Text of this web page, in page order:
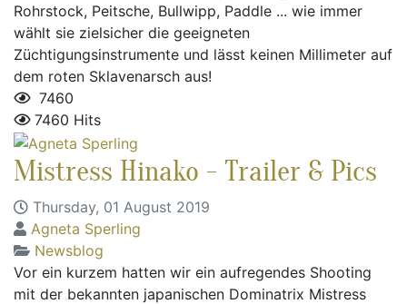
Rohrstock, Peitsche, Bullwipp, Paddle ... wie immer
wählt sie zielsicher die geeigneten
Züchtigungsinstrumente und lässt keinen Millimeter auf
dem roten Sklavenarsch aus!
7460
7460 Hits
Mistress Hinako - Trailer & Pics
Thursday, 01 August 2019
Agneta Sperling
Newsblog
Vor ein kurzem hatten wir ein aufregendes Shooting
mit der bekannten japanischen Dominatrix Mistress